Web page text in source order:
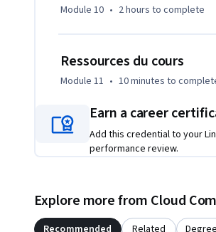
Module 10 • 2 hours to complete
Ressources du cours
Module 11 • 10 minutes to
Earn a career
Add this credential to your
performance review.
Explore more from Cloud